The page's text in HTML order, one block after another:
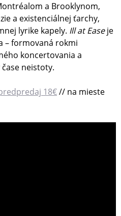
a Brooklynom,
a existenciálnej ťarchy,
lyrike kapely. Ill at Easeje
– formovaná rokmi
koncertovania a
neistoty.
18€// na mieste